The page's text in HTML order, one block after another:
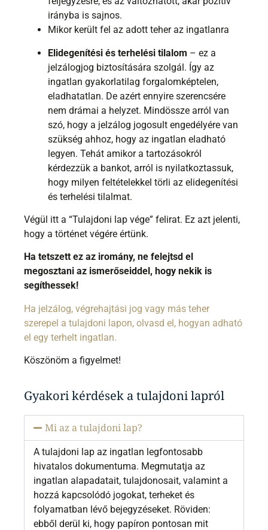
irányba is sajnos.
Mikor került fel az adott teher az ingatlanra
Elidegenítési és terhelési tilalom – ez a
jelzálogjog biztosítására szolgál. Így az
ingatlan gyakorlatilag forgalomképtelen,
eladhatatlan. De azért ennyire szerencsére
nem drámai a helyzet. Mindössze arról van
szó, hogy a jelzálog jogosult engedélyére van
szükség ahhoz, hogy az ingatlan eladható
legyen. Tehát amikor a tartozásokról
kérdezzük a bankot, arról is nyilatkoztassuk,
hogy milyen feltételekkel törli az elidegenítési
és terhelési tilalmat.
Végül itt a “Tulajdoni lap vége” felirat. Ez azt jelenti,
hogy a történet végére értünk.
Ha tetszett ez az iromány, ne felejtsd el
megosztani az ismerőseiddel, hogy nekik is
segíthessek!
Ha jelzálog, végrehajtási jog vagy más teher
szerepel a tulajdoni lapon, olvasd el, hogyan adható
el egy terhelt ingatlan.
Köszönöm a figyelmet!
Gyakori kérdések a tulajdoni lapról
Mi az a tulajdoni lap?
A tulajdoni lap az ingatlan legfontosabb
hivatalos dokumentuma. Megmutatja az
ingatlan alapadatait, tulajdonosait, valamint a
hozzá kapcsolódó jogokat, terheket és
folyamatban lévő bejegyzéseket. Röviden:
ebből derül ki, hogy papíron pontosan mit